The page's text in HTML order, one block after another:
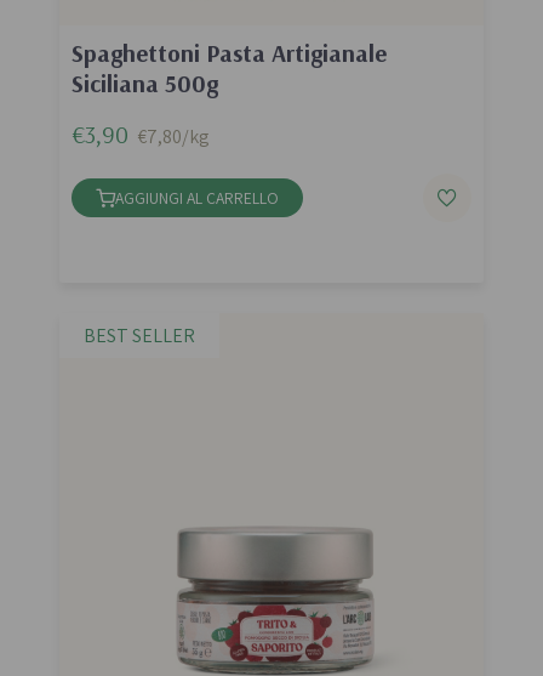
Spaghettoni Pasta Artigianale
Siciliana 500g
€3,90 €7,80/kg
AGGIUNGI AL CARRELLO
BEST SELLER